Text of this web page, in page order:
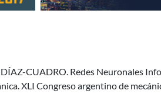
DÍAZ-CUADRO. Redes Neuronales
XLI Congreso argentino de